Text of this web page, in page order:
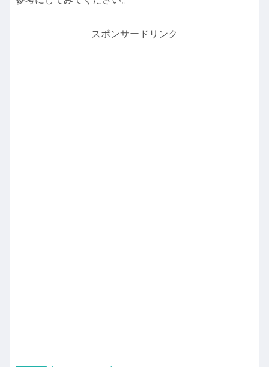
スポンサードリンク